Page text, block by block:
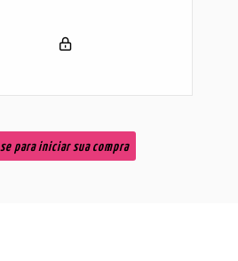
para iniciar sua compra